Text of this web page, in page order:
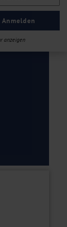
Anmelden
anzeigen